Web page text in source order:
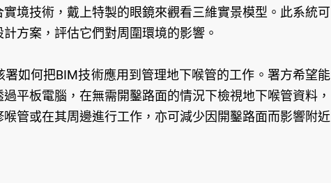
境技術，戴上特製的眼鏡來觀看三維實景模型。此系統可
方案，評估它們對周圍環境的影響。
如何把BIM技術應用到管理地下喉管的工作。署方希望能
平板電腦，在無需開鑿路面的情況下檢視地下喉管資料，
管或在其周邊進行工作，亦可減少因開鑿路面而影響附近